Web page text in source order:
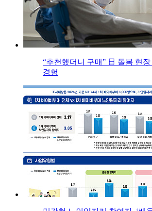
“추천했더니 구매” 日 돌봄 현
경험